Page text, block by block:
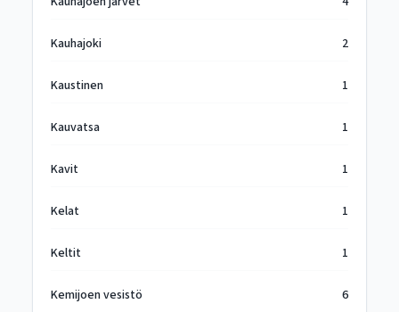
Kauhajoki 2
Kaustinen 1
Kauvatsa 1
Kavit 1
Kelat 1
Keltit 1
Kemijoen vesistö 6